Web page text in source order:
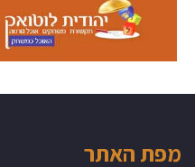
מפת האתר